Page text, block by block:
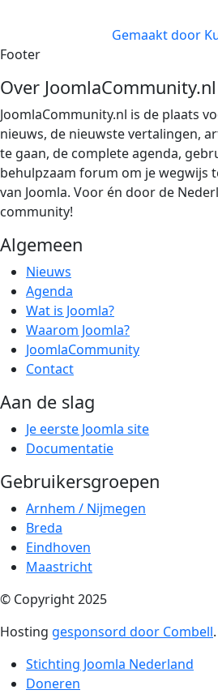
Gemaakt door
Footer
Over JoomlaCommunity.nl
JoomlaCommunity.nl is de plaats
nieuws, de nieuwste vertalingen,
te gaan, de complete agenda,
behulpzaam forum om je wegwijs
van Joomla. Voor én door de
community!
Algemeen
Nieuws
Agenda
Wat is Joomla?
Waarom Joomla?
JoomlaCommunity
Contact
Aan de slag
Je eerste Joomla site
Documentatie
Gebruikersgroepen
Arnhem / Nijmegen
Breda
Eindhoven
Maastricht
© Copyright 2025
Hosting gesponsord door Combell.
Stichting Joomla Nederland
Doneren